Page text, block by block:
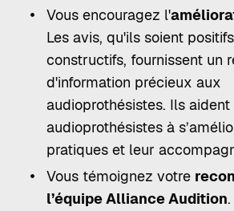
Vous encouragez l'
Les avis, qu'ils soient
constructifs, fournissent un
d'information précieux aux
audioprothésistes. Ils aident
audioprothésistes à
pratiques et leur
Vous témoignez votre
l’équipe Alliance Audition